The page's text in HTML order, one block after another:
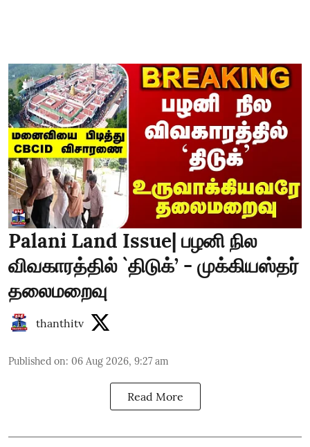
Palani Land Issue| பழனி நில
விவகாரத்தில் `திடுக்’ - முக்கியஸ்தர்
தலைமறைவு
thanthitv
Published on: 06 Aug 2026, 9:27 am
Read More